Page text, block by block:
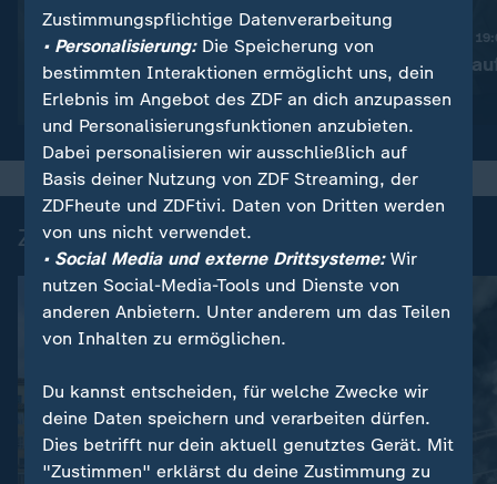
Nachrichten | heute 19:00 Uhr
Trotz Krieg:
Leihmutterschaft in der
Ukraine
Video1:38
Nachrichten | heute
Taiwan rüstet
Video1:45
Zuletzt auf ZDFheute veröffentlicht
Zustimmungspflichtige Datenverarbeitung
• Personalisierung:Die Speicherung von
bestimmten Interaktionen ermöglicht uns, dein
Erlebnis im Angebot des ZDF an dich anzupassen
und Personalisierungsfunktionen anzubieten.
Dabei personalisieren wir ausschließlich auf
Basis deiner Nutzung von ZDF Streaming, der
ZDFheute und ZDFtivi. Daten von Dritten werden
von uns nicht verwendet.
• Social Media und externe Drittsysteme:Wir
nutzen Social-Media-Tools und Dienste von
anderen Anbietern. Unter anderem um das Teilen
von Inhalten zu ermöglichen.
Du kannst entscheiden, für welche Zwecke wir
deine Daten speichern und verarbeiten dürfen.
Dies betrifft nur dein aktuell genutztes Gerät. Mit
"Zustimmen" erklärst du deine Zustimmung zu